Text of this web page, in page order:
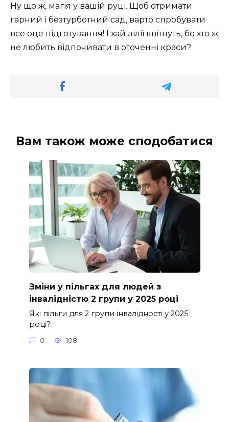
Ну що ж, магія у вашій руці. Щоб отримати
гарний і безтурботний сад, варто спробувати
все оце підготування! І хай лілії квітнуть, бо хто ж
не любить відпочивати в оточенні краси?
Вам також може сподобатися
Зміни у пільгах для людей з
інвалідністю 2 групи у 2025 році
Які пільги для 2 групи інвалідності у 2025
році?
0 108